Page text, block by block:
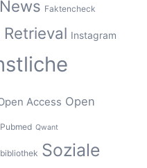
Faktencheck
Instagram
Access Open
Pubmed Qwant
Soziale